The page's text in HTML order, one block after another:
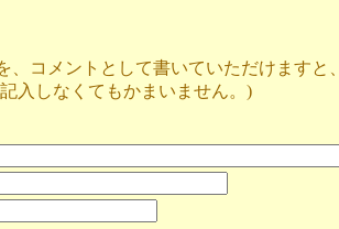
コメントとして書いていただけますと、
入しなくてもかまいません。)